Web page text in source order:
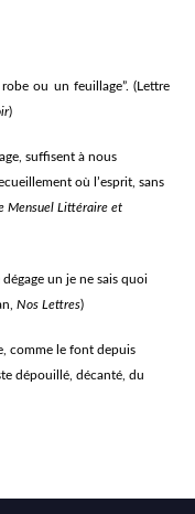
ou un feuillage”. (Lettre
)
suffisent à nous
où l’esprit, sans
Mensuel Littéraire et
un je ne sais quoi
Nos Lettres)
comme le font depuis
dépouillé, décanté, du